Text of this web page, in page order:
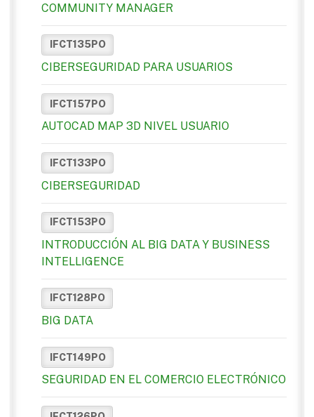
COMMUNITY MANAGER
IFCT135PO
CIBERSEGURIDAD PARA USUARIOS
IFCT157PO
AUTOCAD MAP 3D NIVEL USUARIO
IFCT133PO
CIBERSEGURIDAD
IFCT153PO
INTRODUCCIÓN AL BIG DATA Y BUSINESS
INTELLIGENCE
IFCT128PO
BIG DATA
IFCT149PO
SEGURIDAD EN EL COMERCIO ELECTRÓNICO